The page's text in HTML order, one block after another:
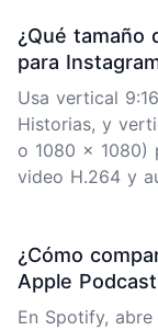
¿Qué tamaño
para
Usa vertical
Historias, y
o 1080 x 1080)
video H.264 y
¿Cómo
Apple
En Spotify,